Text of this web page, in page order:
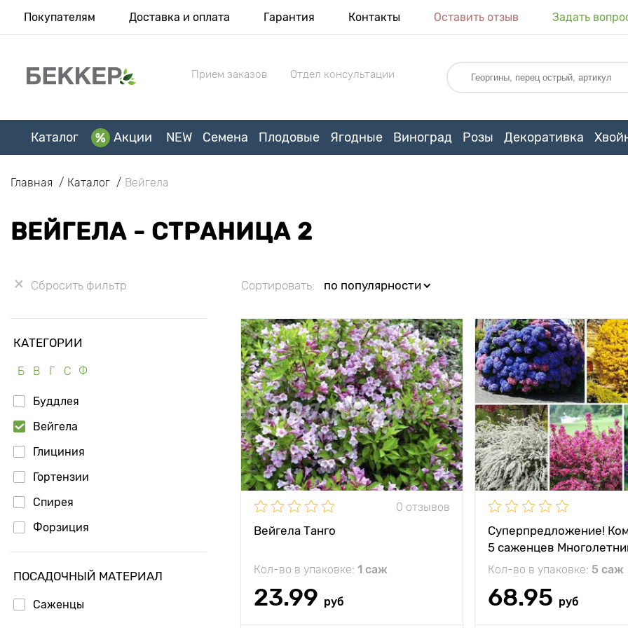
Покупателям Доставка и оплата Гарантия Контакты Оставить отзыв Задать
Прием заказов Отдел консультации
Каталог Акции NEW Семена Плодовые Ягодные Виноград Розы Декоративка
Главная Каталог Вейгела
ВЕЙГЕЛА - СТРАНИЦА 2
Сбросить фильтр
КАТЕГОРИИ
Б В Г С Ф
Буддлея
Вейгела
Глициния
Гортензии
Спирея
Форзиция
ПОСАДОЧНЫЙ МАТЕРИАЛ
Саженцы
Сортировать: по популярности
0 отзывов
Вейгела Танго
Кол-во в упаковке: 1 саж
23.99 руб
Суперпредложение!
5 саженцев
Кол-во в упаковке: 5 саж
68.95 руб
Особенности яркие
Высота растения
Растояние между
растениями
Местоположение
Морозостойкость